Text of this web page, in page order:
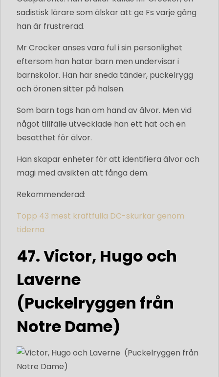
sadistisk lärare som älskar att ge Fs varje gång
han är frustrerad.
Mr Crocker anses vara ful i sin personlighet
eftersom han hatar barn men undervisar i
barnskolor. Han har sneda tänder, puckelrygg
och öronen sitter på halsen.
Som barn togs han om hand av älvor. Men vid
något tillfälle utvecklade han ett hat och en
besatthet för älvor.
Han skapar enheter för att identifiera älvor och
magi med avsikten att fånga dem.
Rekommenderad:
Topp 43 mest kraftfulla DC-skurkar genom
tiderna
47. Victor, Hugo och
Laverne
(Puckelryggen från
Notre Dame)